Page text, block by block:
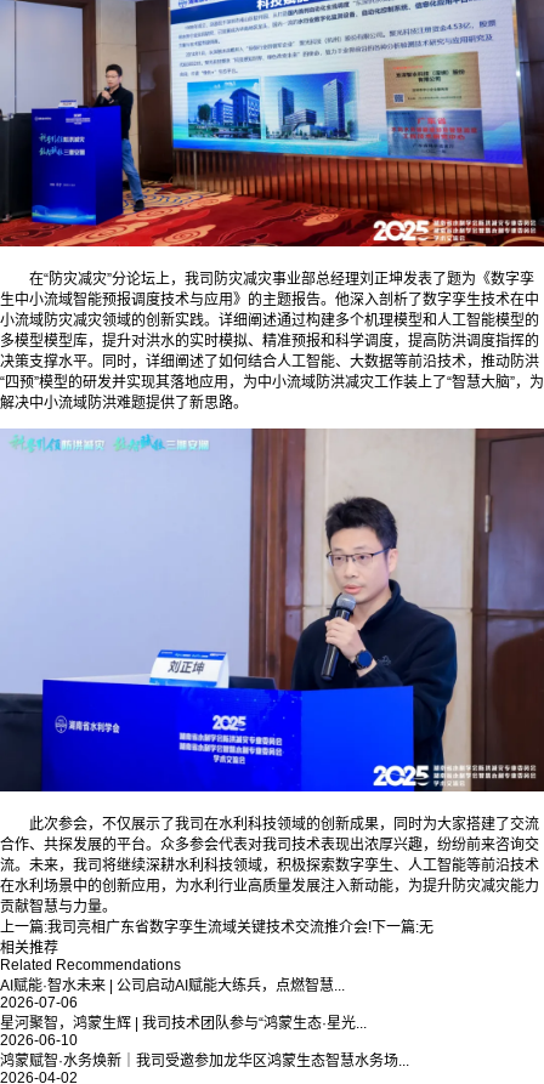
在“防灾减灾”分论坛上，我司防灾减灾事业部总经理刘正坤发表了题为《数字孪
生中小流域智能预报调度技术与应用》的主题报告。他深入剖析了数字孪生技术在中
小流域防灾减灾领域的创新实践。详细阐述通过构建多个机理模型和人工智能模型的
多模型模型库，提升对洪水的实时模拟、精准预报和科学调度，提高防洪调度指挥的
决策支撑水平。同时，详细阐述了如何结合人工智能、大数据等前沿技术，推动防洪
“四预”模型的研发并实现其落地应用，为中小流域防洪减灾工作装上了“智慧大脑”，为
解决中小流域防洪难题提供了新思路。
此次参会，不仅展示了我司在水利科技领域的创新成果，同时为大家搭建了交流
合作、共探发展的平台。众多参会代表对我司技术表现出浓厚兴趣，纷纷前来咨询交
流。未来，我司将继续深耕水利科技领域，积极探索数字孪生、人工智能等前沿技术
在水利场景中的创新应用，为水利行业高质量发展注入新动能，为提升防灾减灾能力
贡献智慧与力量。
上一篇:我司亮相广东省数字孪生流域关键技术交流推介会!下一篇:无
相关推荐
Related Recommendations
AI赋能·智水未来 | 公司启动AI赋能大练兵，点燃智慧...
2026-07-06
星河聚智，鸿蒙生辉 | 我司技术团队参与“鸿蒙生态·星光...
2026-06-10
鸿蒙赋智·水务焕新｜我司受邀参加龙华区鸿蒙生态智慧水务场...
2026-04-02